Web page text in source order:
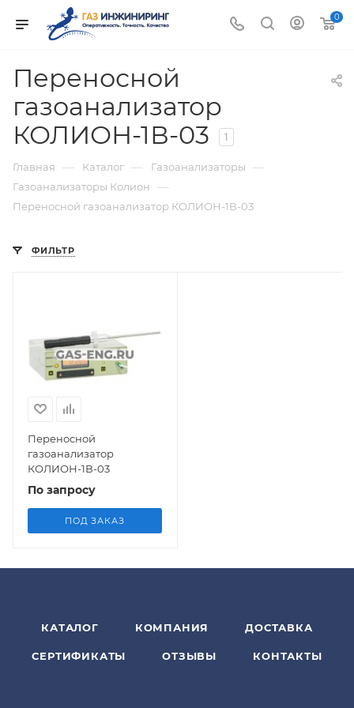
0
Переносной
газоанализатор
КОЛИОН-1В-03
1
Главная — Каталог — Газоанализаторы —
Газоанализаторы Колион —
Переносной газоанализатор КОЛИОН-1В-03
ФИЛЬТР
Переносной
газоанализатор
КОЛИОН-1В-03
По запросу
ПОД ЗАКАЗ
КАТАЛОГ КОМПАНИЯ ДОСТАВКА
СЕРТИФИКАТЫ ОТЗЫВЫ КОНТАКТЫ